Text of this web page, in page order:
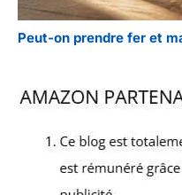
Peut-on prendre fer et